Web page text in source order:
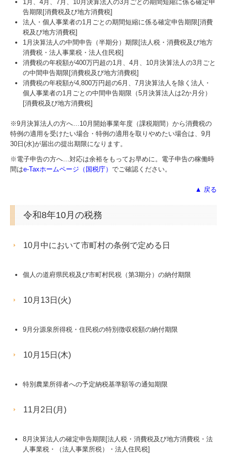
1月、4月、7月、10月決算法人の3月ごとの期間短縮に係る確定申
告期限[消費税及び地方消費税]
法人・個人事業者の1月ごとの期間短縮に係る確定申告期限[消費
税及び地方消費税]
1月決算法人の中間申告（半期分）期限[法人税・消費税及び地方
消費税・法人事業税・法人住民税]
消費税の年税額が400万円超の1月、4月、10月決算法人の3月ごと
の中間申告期限[消費税及び地方消費税]
消費税の年税額が4,800万円超の6月、7月決算法人を除く法人・
個人事業者の1月ごとの中間申告期限（5月決算法人は2か月分）
[消費税及び地方消費税]
※9月決算法人の方へ…10月開始事業年度（課税期間）から消費税の
特例の適用を受けたい場合・特例の適用を取りやめたい場合は、9月
30日(水)が届出の提出期限になります。
※電子申告の方へ…対応は余裕をもってお早めに。電子申告の稼働時
間はe-Taxホームページ（国税庁） でご確認ください。
▲ 戻る
令和8年10月の税務
10月中において市町村の条例で定める日
個人の道府県民税及び市町村民税（第3期分）の納付期限
10月13日(火)
9月分源泉所得税・住民税の特別徴収税額の納付期限
10月15日(木)
特別農業所得者への予定納税基準額等の通知期限
11月2日(月)
8月決算法人の確定申告期限[法人税・消費税及び地方消費税・法
人事業税・（法人事業所税）・法人住民税]